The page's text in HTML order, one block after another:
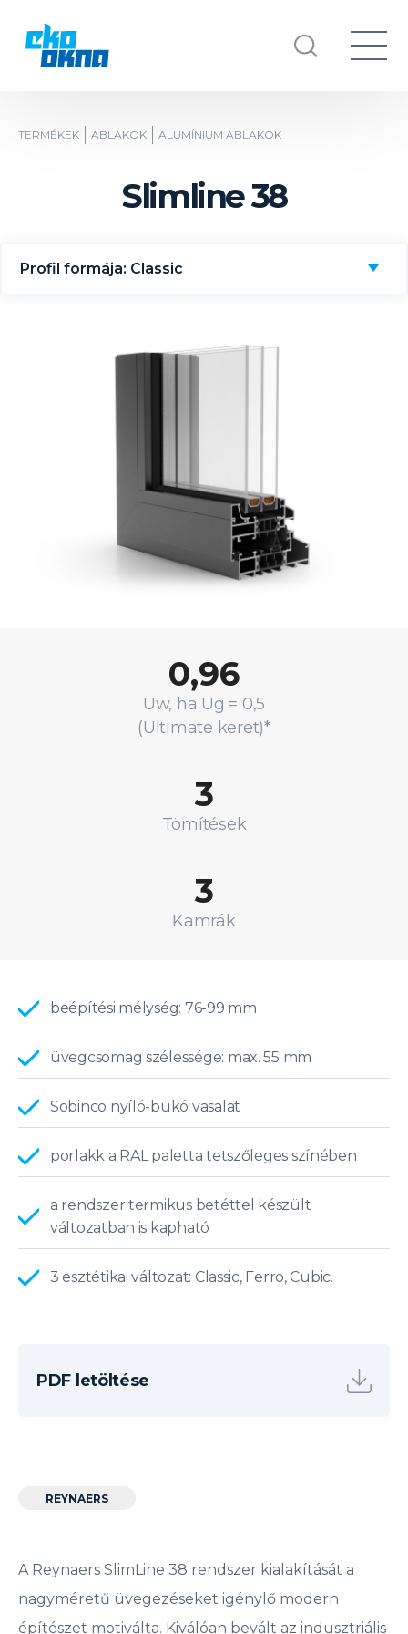
TERMÉKEK ABLAKOK ALUMÍNIUM ABLAKOK
Slimline 38
Profil formája: Classic
0,96
Uw, ha Ug = 0,5
(Ultimate keret)*
3
Tömítések
3
Kamrák
beépítési mélység: 76-99 mm
üvegcsomag szélessége: max. 55 mm
Sobinco nyíló-bukó vasalat
porlakk a RAL paletta tetszőleges színében
a rendszer termikus betéttel készült
változatban is kapható
3 esztétikai változat: Classic, Ferro, Cubic.
PDF letöltése
REYNAERS
A Reynaers SlimLine 38 rendszer kialakítását a
nagyméretű üvegezéseket igénylő modern
építészet motiválta. Kiválóan bevált az indusztriális